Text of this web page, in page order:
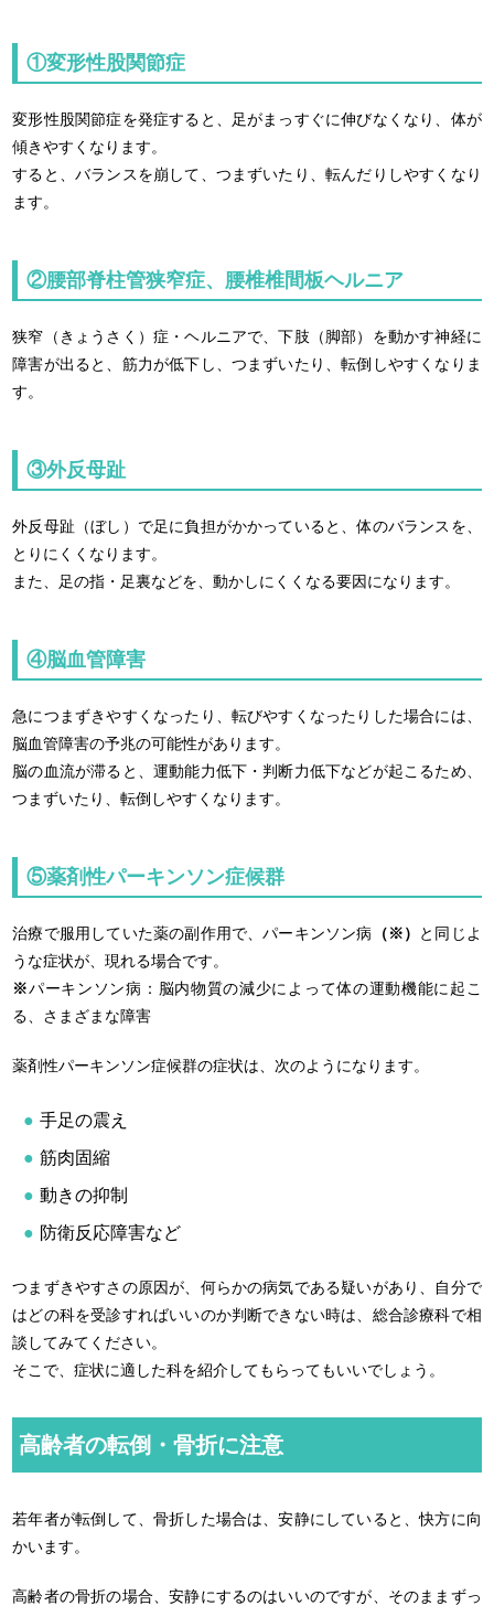
①変形性股関節症
変形性股関節症を発症すると、足がまっすぐに伸びなくなり、体が
傾きやすくなります。
すると、バランスを崩して、つまずいたり、転んだりしやすくなり
ます。
②腰部脊柱管狭窄症、腰椎椎間板ヘルニア
狭窄（きょうさく）症・ヘルニアで、下肢（脚部）を動かす神経に
障害が出ると、筋力が低下し、つまずいたり、転倒しやすくなりま
す。
③外反母趾
外反母趾（ぼし）で足に負担がかかっていると、体のバランスを、
とりにくくなります。
また、足の指・足裏などを、動かしにくくなる要因になります。
④脳血管障害
急につまずきやすくなったり、転びやすくなったりした場合には、
脳血管障害の予兆の可能性があります。
脳の血流が滞ると、運動能力低下・判断力低下などが起こるため、
つまずいたり、転倒しやすくなります。
⑤薬剤性パーキンソン症候群
治療で服用していた薬の副作用で、パーキンソン病 （※）
と同じよ
うな症状が、現れる場合です。
※パーキンソン病：脳内物質の減少によって体の運動機能に起こ
る、さまざまな障害
薬剤性パーキンソン症候群の症状は、次のようになります。
手足の震え
筋肉固縮
動きの抑制
防衛反応障害など
つまずきやすさの原因が、何らかの病気である疑いがあり、自分で
はどの科を受診すればいいのか判断できない時は、総合診療科で相
談してみてください。
そこで、症状に適した科を紹介してもらってもいいでしょう。
高齢者の転倒・骨折に注意
若年者が転倒して、骨折した場合は、安静にしていると、快方に向
かいます。
高齢者の骨折の場合、安静にするのはいいのですが、そのままずっ